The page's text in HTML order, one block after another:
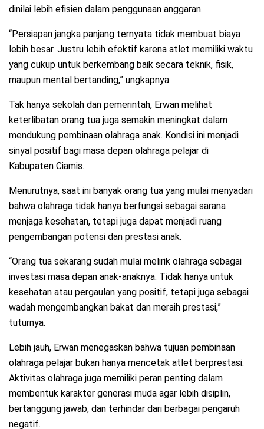
dinilai lebih efisien dalam penggunaan anggaran.
“Persiapan jangka panjang ternyata tidak membuat biaya
lebih besar. Justru lebih efektif karena atlet memiliki waktu
yang cukup untuk berkembang baik secara teknik, fisik,
maupun mental bertanding,” ungkapnya.
Tak hanya sekolah dan pemerintah, Erwan melihat
keterlibatan orang tua juga semakin meningkat dalam
mendukung pembinaan olahraga anak. Kondisi ini menjadi
sinyal positif bagi masa depan olahraga pelajar di
Kabupaten Ciamis.
Menurutnya, saat ini banyak orang tua yang mulai menyadari
bahwa olahraga tidak hanya berfungsi sebagai sarana
menjaga kesehatan, tetapi juga dapat menjadi ruang
pengembangan potensi dan prestasi anak.
“Orang tua sekarang sudah mulai melirik olahraga sebagai
investasi masa depan anak-anaknya. Tidak hanya untuk
kesehatan atau pergaulan yang positif, tetapi juga sebagai
wadah mengembangkan bakat dan meraih prestasi,”
tuturnya.
Lebih jauh, Erwan menegaskan bahwa tujuan pembinaan
olahraga pelajar bukan hanya mencetak atlet berprestasi.
Aktivitas olahraga juga memiliki peran penting dalam
membentuk karakter generasi muda agar lebih disiplin,
bertanggung jawab, dan terhindar dari berbagai pengaruh
negatif.